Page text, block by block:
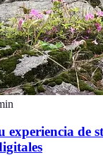
experiencia de